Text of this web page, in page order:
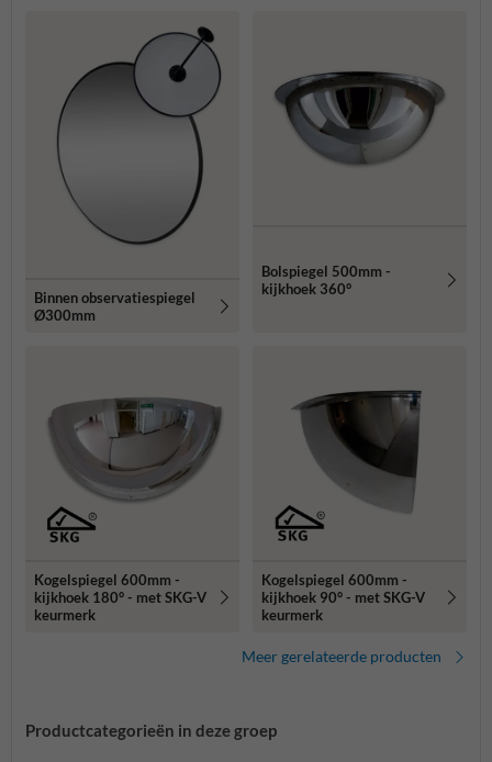
Binnen observatiespiegel
Ø300mm
Bolspiegel 500mm -
kijkhoek 360°
Kogelspiegel 600mm -
kijkhoek 180° - met SKG-V
keurmerk
Kogelspiegel 600mm -
kijkhoek 90° - met SKG-V
keurmerk
Meer gerelateerde producten
Productcategorieën in deze groep